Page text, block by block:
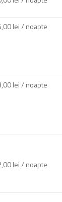
lei / noapte
lei / noapte
lei / noapte